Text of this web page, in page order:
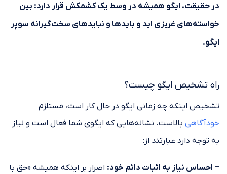
در حقیقت، ایگو همیشه در وسط یک کشمکش قرار دارد: بین
خواسته‌های غریزی اید و بایدها و نبایدهای سخت‌گیرانه سوپر
ایگو.
راه تشخیص ایگو چیست؟
تشخیص اینکه چه زمانی ایگو در حال کار است، مستلزم
خودآگاهی بالاست. نشانه‌هایی که ایگوی شما فعال است و نیاز
به توجه دارد عبارتند از:
– احساس نیاز به اثبات دائم خود: اصرار بر اینکه همیشه «حق با